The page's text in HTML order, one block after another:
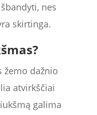
nes
skirtinga.
žemo dažnio
atvirkščiai
galima